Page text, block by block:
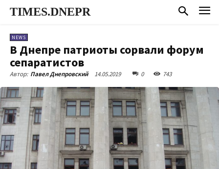
TIMES.DNEPR
NEWS
В Днепре патриоты сорвали форум
сепаратистов
Автор: Павел Днепровский 14.05.2019 0 743